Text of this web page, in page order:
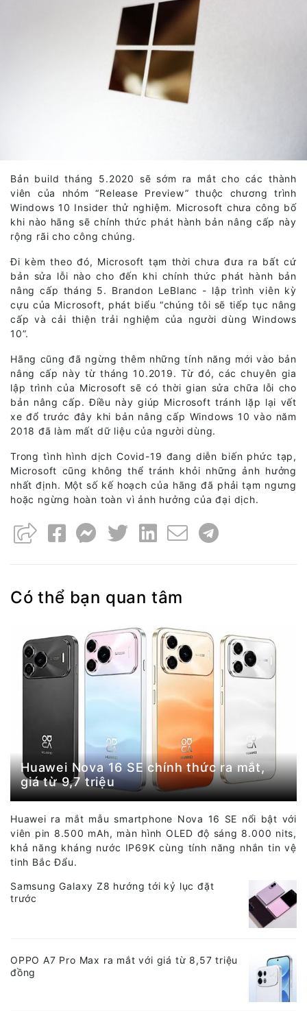
Bản build tháng 5.2020 sẽ sớm ra mắt cho các thành
viên của nhóm “Release Preview” thuộc chương trình
Windows 10 Insider thử nghiệm. Microsoft chưa công bố
khi nào hãng sẽ chính thức phát hành bản nâng cấp này
rộng rãi cho công chúng.
Đi kèm theo đó, Microsoft tạm thời chưa đưa ra bất cứ
bản sửa lỗi nào cho đến khi chính thức phát hành bản
nâng cấp tháng 5. Brandon LeBlanc - lập trình viên kỳ
cựu của Microsoft, phát biểu “chúng tôi sẽ tiếp tục nâng
cấp và cải thiện trải nghiệm của người dùng Windows
10”.
Hãng cũng đã ngừng thêm những tính năng mới vào bản
nâng cấp này từ tháng 10.2019. Từ đó, các chuyên gia
lập trình của Microsoft sẽ có thời gian sửa chữa lỗi cho
bản nâng cấp. Điều này giúp Microsoft tránh lặp lại vết
xe đổ trước đây khi bản nâng cấp Windows 10 vào năm
2018 đã làm mất dữ liệu của người dùng.
Trong tình hình dịch Covid-19 đang diễn biến phức tạp,
Microsoft cũng không thể tránh khỏi những ảnh hưởng
nhất định. Một số kế hoạch của hãng đã phải tạm ngưng
hoặc ngừng hoàn toàn vì ảnh hưởng của đại dịch.
Có thể bạn quan tâm
Huawei Nova 16 SE chính thức ra mắt,
giá từ 9,7 triệu
Huawei ra mắt mẫu smartphone Nova 16 SE nổi bật với
viên pin 8.500 mAh, màn hình OLED độ sáng 8.000 nits,
khả năng kháng nước IP69K cùng tính năng nhắn tin vệ
tinh Bắc Đẩu.
Samsung Galaxy Z8 hướng tới kỷ lục đặt
trước
OPPO A7 Pro Max ra mắt với giá từ 8,57 triệu
đồng